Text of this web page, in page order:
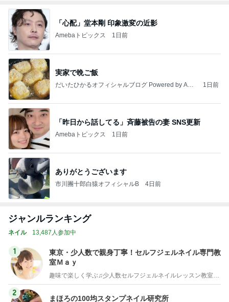
「心配」堂本剛 印象激変の近影
Amebaトピックス 1日前
実家で晩ご飯
だいたひかるオフィシャルブログ Powered by Ame
1日前
「昨日から話してる」斉藤被告の妻 SNS更新
Amebaトピックス 1日前
ありがとうございます
市川團十郎白猿オフィシャルB 4日前
ジャンルランキング
ネイル 13,487人参加中
1
東京・少人数で親身丁寧！セルフジェルネイル専門教
室Ｍａｙ
趣味で楽しく学ぶ♫少人数セルフジェルネイルレッスン教室・東京
2
まほろの100均スタンプネイル研究所